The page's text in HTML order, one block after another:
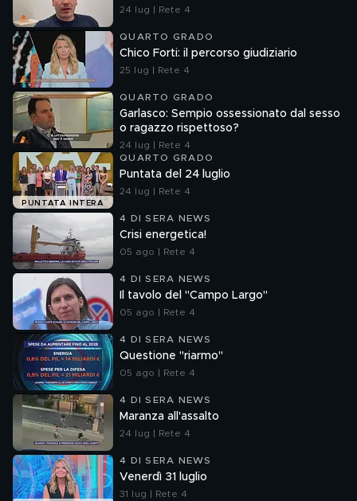
24 lug | Rete 4
QUARTO GRADO
Chico Forti: il percorso giudiziario
25 lug | Rete 4
QUARTO GRADO
Garlasco: Sempio ossessionato dal sesso
o ragazzo rispettoso?
24 lug | Rete 4
PUNTATA INTERA
QUARTO GRADO
Puntata del 24 luglio
24 lug | Rete 4
4 DI SERA NEWS
Crisi energetica!
05 ago | Rete 4
4 DI SERA NEWS
Il tavolo del "Campo Largo"
05 ago | Rete 4
4 DI SERA NEWS
Questione "riarmo"
05 ago | Rete 4
4 DI SERA NEWS
Maranza all'assalto
24 lug | Rete 4
4 DI SERA NEWS
Venerdì 31 luglio
31 lug | Rete 4